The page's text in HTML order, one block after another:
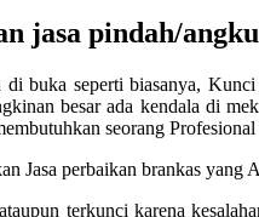
jasa pindah/
buka seperti biasanya,
besar ada kendala di
seorang
Jasa perbaikan brankas
terkunci karena